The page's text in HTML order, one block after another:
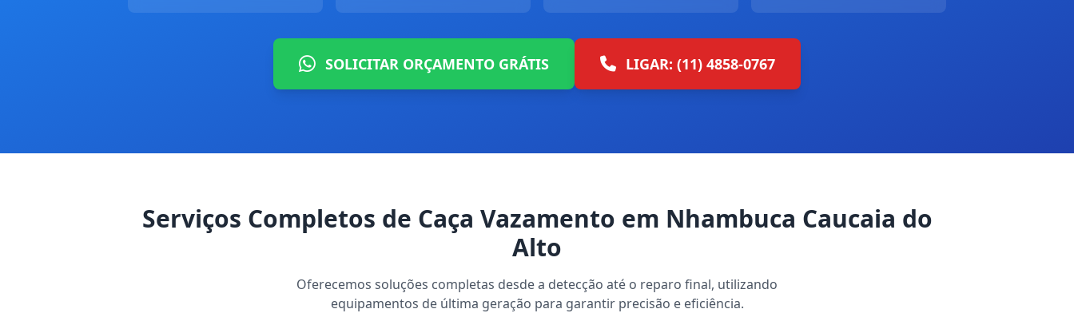
SOLICITAR ORÇAMENTO GRÁTIS LIGAR: (11) 4858-0767
Serviços Completos de Caça Vazamento em Nhambuca Caucaia do
Alto
Oferecemos soluções completas desde a detecção até o reparo final, utilizando
equipamentos de última geração para garantir precisão e eficiência.